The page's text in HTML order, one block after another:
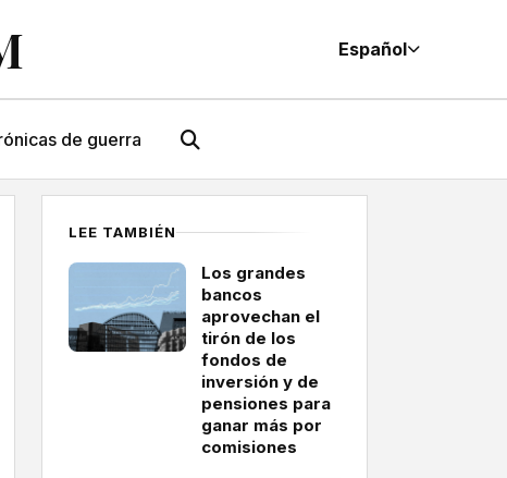
Español
de guerra
LEE TAMBIÉN
Los grandes
bancos
aprovechan el
tirón de los
fondos de
inversión y de
pensiones para
ganar más por
comisiones